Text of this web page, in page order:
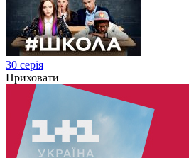
30 серія
Приховати